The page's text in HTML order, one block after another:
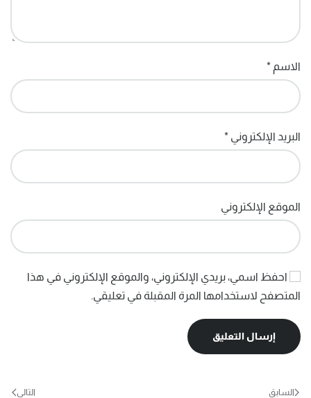
الاسم *
البريد الإلكتروني *
الموقع الإلكتروني
احفظ اسمي، بريدي الإلكتروني، والموقع الإلكتروني في هذا
المتصفح لاستخدامها المرة المقبلة في تعليقي.
إرسال التعليق
السابق التالي